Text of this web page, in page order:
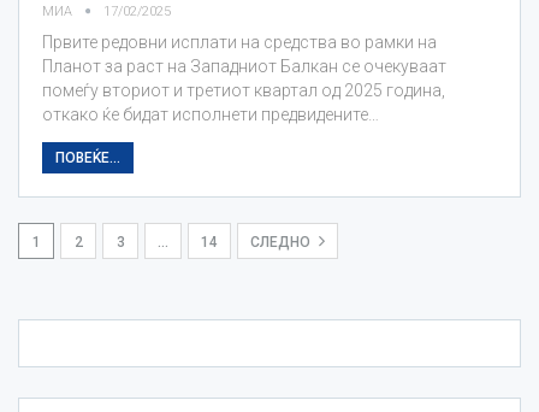
МИА 17/02/2025
Првите редовни исплати на средства во рамки на
Планот за раст на Западниот Балкан се очекуваат
помеѓу вториот и третиот квартал од 2025 година,
откако ќе бидат исполнети предвидените…
ПОВЕЌЕ...
1 2 3 14 СЛЕДНО